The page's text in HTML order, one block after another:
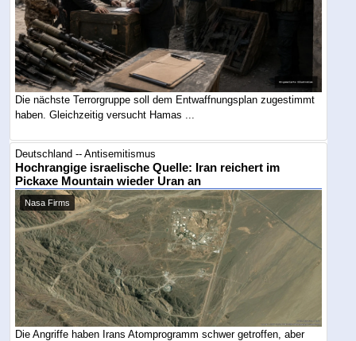
Die nächste Terrorgruppe soll dem Entwaffnungsplan zugestimmt
haben. Gleichzeitig versucht Hamas ...
Deutschland -- Antisemitismus
Hochrangige israelische Quelle: Iran reichert im
Pickaxe Mountain wieder Uran an
Nasa Firms
Die Angriffe haben Irans Atomprogramm schwer getroffen, aber